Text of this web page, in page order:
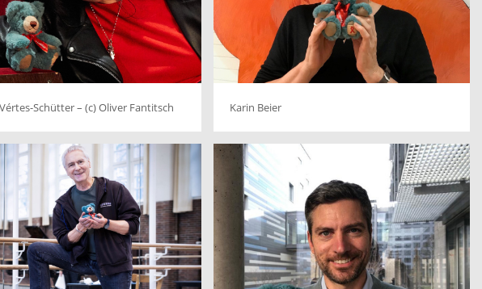
Schütter – (c) Oliver Fantitsch Karin Beier